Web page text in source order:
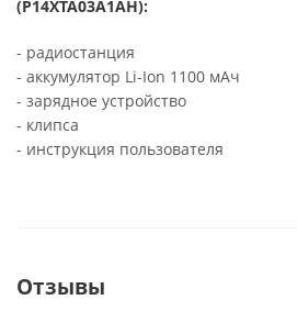
(P14XTA03A1AH):
- радиостанция
- аккумулятор Li-Ion 1100 мАч
- зарядное устройство
- клипса
- инструкция пользователя
Отзывы